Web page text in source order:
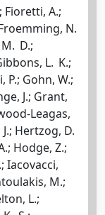
Fioretti, A.;
N.
D.;
L. K.;
P.; Gohn, W.;
J.; Grant,
Leagas,
Hertzog, D.
Hodge, Z.;
Iacovacci,
M.;
L.;